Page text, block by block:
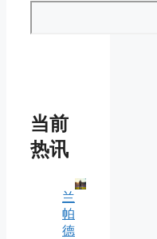
当前
热讯
兰
帕
德